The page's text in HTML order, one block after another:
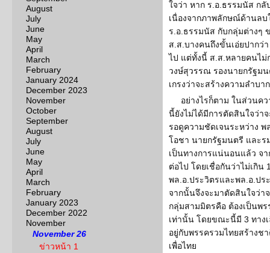
August
July
June
May
April
March
February
January 2024
December 2023
November
October
September
August
July
June
May
April
March
February
January 2023
December 2022
November
November 26
ข่าวหน้า 1
ใจว่า หาก ร.อ.ธรรมนัส กลั
เนื่องจากภาพลักษณ์ด้านล
ร.อ.ธรรมนัส กับกลุ่มต่างๆ
ส.ส.บางคนถึงขั้นเอ่ยปากว่
ไป แต่ทั้งนี้ ส.ส.หลายคนไม่
วงษ์สุวรรณ รองนายกรัฐม
เกรงว่าจะสร้างความลำบ
อย่างไรก็ตาม ในส่วนค
นี้ยังไม่ได้มีการตัดสินใจว่าจ
รอดูความชัดเจนระหว่าง
โอชา นายกรัฐมนตรี และร
เป็นทางการแน่นอนแล้ว จ
ต่อไป โดยเชื่อกันว่าไม่เกิ
พล.อ.ประวิตรและพล.อ.ป
จากนั้นจึงจะมาตัดสินใจว่า
กลุ่มสามมิตรคือ ต้องเป็นพ
เท่านั้น โดยขณะนี้มี 3 ทาง
อยู่กับพรรครวมไทยสร้างช
เพื่อไทย